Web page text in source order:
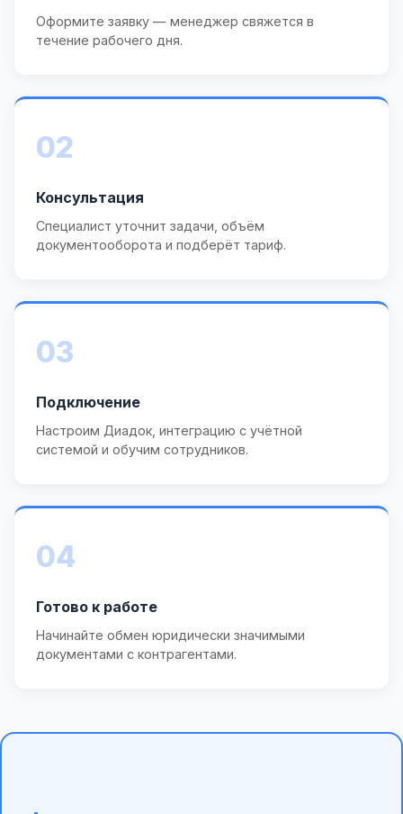
Оформите заявку — менеджер свяжется в
течение рабочего дня.
02
Консультация
Специалист уточнит задачи, объём
документооборота и подберёт тариф.
03
Подключение
Настроим Диадок, интеграцию с учётной
системой и обучим сотрудников.
04
Готово к работе
Начинайте обмен юридически значимыми
документами с контрагентами.